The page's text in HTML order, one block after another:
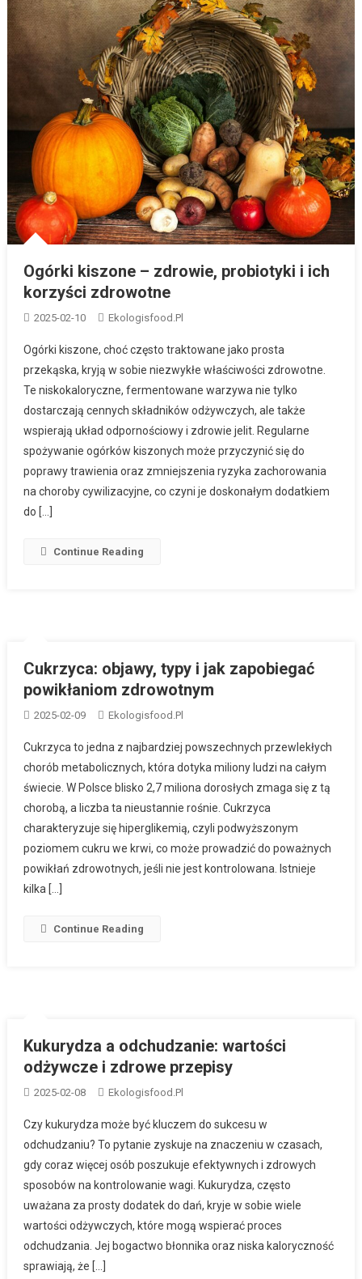
Ogórki kiszone – zdrowie, probiotyki i ich
korzyści zdrowotne
2025-02-10 Ekologisfood.pl
Ogórki kiszone, choć często traktowane jako prosta
przekąska, kryją w sobie niezwykłe właściwości zdrowotne.
Te niskokaloryczne, fermentowane warzywa nie tylko
dostarczają cennych składników odżywczych, ale także
wspierają układ odpornościowy i zdrowie jelit. Regularne
spożywanie ogórków kiszonych może przyczynić się do
poprawy trawienia oraz zmniejszenia ryzyka zachorowania
na choroby cywilizacyjne, co czyni je doskonałym dodatkiem
do […]
Continue Reading
Cukrzyca: objawy, typy i jak zapobiegać
powikłaniom zdrowotnym
2025-02-09 Ekologisfood.pl
Cukrzyca to jedna z najbardziej powszechnych przewlekłych
chorób metabolicznych, która dotyka miliony ludzi na całym
świecie. W Polsce blisko 2,7 miliona dorosłych zmaga się z tą
chorobą, a liczba ta nieustannie rośnie. Cukrzyca
charakteryzuje się hiperglikemią, czyli podwyższonym
poziomem cukru we krwi, co może prowadzić do poważnych
powikłań zdrowotnych, jeśli nie jest kontrolowana. Istnieje
kilka […]
Continue Reading
Kukurydza a odchudzanie: wartości
odżywcze i zdrowe przepisy
2025-02-08 Ekologisfood.pl
Czy kukurydza może być kluczem do sukcesu w
odchudzaniu? To pytanie zyskuje na znaczeniu w czasach,
gdy coraz więcej osób poszukuje efektywnych i zdrowych
sposobów na kontrolowanie wagi. Kukurydza, często
uważana za prosty dodatek do dań, kryje w sobie wiele
wartości odżywczych, które mogą wspierać proces
odchudzania. Jej bogactwo błonnika oraz niska kaloryczność
sprawiają, że […]